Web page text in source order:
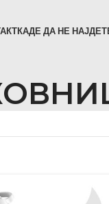
ТЕЛЕВИЗОРИ И
СМАРТ ЧАСОВНИЦИ
КАДЕ ДА НЕ